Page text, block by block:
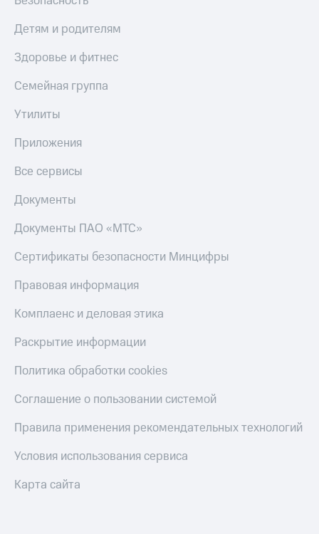
Детям и родителям
Здоровье и фитнес
Семейная группа
Утилиты
Приложения
Все сервисы
Документы
Документы ПАО «МТС»
Сертификаты безопасности Минцифры
Правовая информация
Комплаенс и деловая этика
Раскрытие информации
Политика обработки cookies
Соглашение о пользовании системой
Правила применения рекомендательных технологий
Условия использования сервиса
Карта сайта